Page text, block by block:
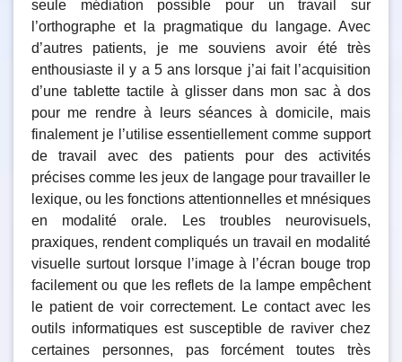
seule médiation possible pour un travail sur
l’orthographe et la pragmatique du langage. Avec
d’autres patients, je me souviens avoir été très
enthousiaste il y a 5 ans lorsque j’ai fait l’acquisition
d’une tablette tactile à glisser dans mon sac à dos
pour me rendre à leurs séances à domicile, mais
finalement je l’utilise essentiellement comme support
de travail avec des patients pour des activités
précises comme les jeux de langage pour travailler le
lexique, ou les fonctions attentionnelles et mnésiques
en modalité orale. Les troubles neurovisuels,
praxiques, rendent compliqués un travail en modalité
visuelle surtout lorsque l’image à l’écran bouge trop
facilement ou que les reflets de la lampe empêchent
le patient de voir correctement. Le contact avec les
outils informatiques est susceptible de raviver chez
certaines personnes, pas forcément toutes très